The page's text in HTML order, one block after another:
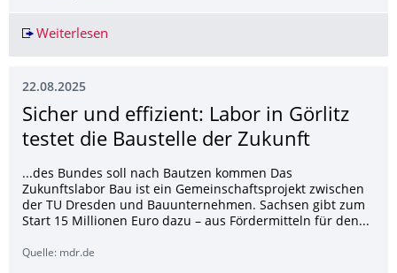
Weiterlesen
22.08.2025
Sicher und effizient: Labor in Görlitz
testet die Baustelle der Zukunft
...des Bundes soll nach Bautzen kommen Das
Zukunftslabor Bau ist ein Gemeinschaftsprojekt zwischen
der TU Dresden und Bauunternehmen. Sachsen gibt zum
Start 15 Millionen Euro dazu – aus Fördermitteln für den...
Quelle: mdr.de